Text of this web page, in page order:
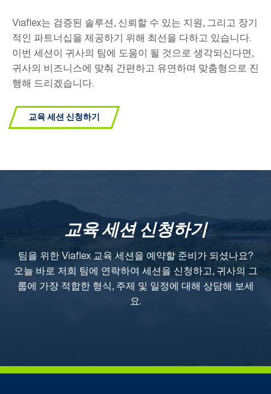
Viaflex는 검증된 솔루션, 신뢰할 수 있는 지원, 그리고 장기
적인 파트너십을 제공하기 위해 최선을 다하고 있습니다.
이번 세션이 귀사의 팀에 도움이 될 것으로 생각되신다면,
귀사의 비즈니스에 맞춰 간편하고 유연하며 맞춤형으로 진
행해 드리겠습니다.
교육 세션 신청하기
교육 세션 신청하기
팀을 위한 Viaflex 교육 세션을 예약할 준비가 되셨나요?
오늘 바로 저희 팀에 연락하여 세션을 신청하고, 귀사의 그
룹에 가장 적합한 형식, 주제 및 일정에 대해 상담해 보세
요.